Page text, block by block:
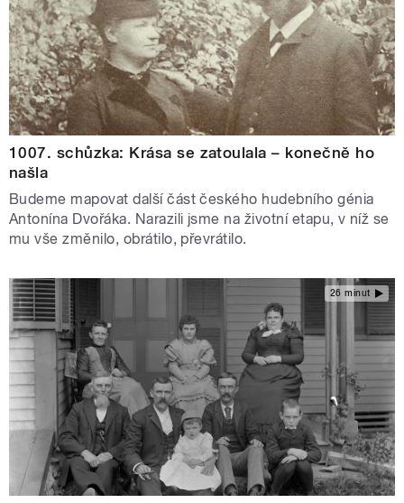
1007. schůzka: Krása se zatoulala – konečně ho
našla
Budeme mapovat další část českého hudebního génia
Antonína Dvořáka. Narazili jsme na životní etapu, v níž se
mu vše změnilo, obrátilo, převrátilo.
26 minut